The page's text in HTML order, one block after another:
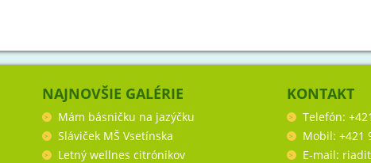
NAJNOVŠIE GALÉRIE
Mám básničku na jazýčku
Sláviček MŠ Vsetínska
Letný wellnes citrónikov
KONTAKT
Telefón:
Mobil: +421
E-mail: